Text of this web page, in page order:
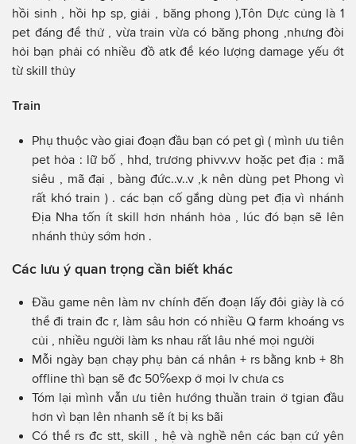
hồi sinh , hồi hp sp, giải , băng phong ),Tôn Dực củng là 1
pet đáng để thử , vừa train vừa có băng phong ,nhưng đòi
hỏi bạn phải có nhiều đồ atk để kéo lượng damage yếu ớt
từ skill thủy
Train
Phụ thuộc vào giai đoạn đầu bạn có pet gì ( mình ưu tiên
pet hỏa : lữ bố , hhd, trương phivv.vv hoặc pet địa : mã
siêu , mã đại , bàng đức..v..v ,k nên dùng pet Phong vì
rất khó train ) . các bạn cố gắng dùng pet địa vì nhánh
Địa Nha tốn ít skill hơn nhánh hỏa , lúc đó bạn sẽ lên
nhánh thủy sớm hơn .
Các lưu ý quan trọng cần biết khác
Đầu game nên làm nv chính đến đoạn lấy đôi giày là có
thể đi train đc r, làm sâu hơn có nhiều Q farm khoáng vs
củi , nhiều người làm ks nhau rất lâu nhé mọi người
Mỗi ngày bạn chạy phụ bản cá nhân + rs bằng knb + 8h
offline thì bạn sẽ đc 50℅exp ở mọi lv chưa cs
Tóm lại mình vẫn ưu tiên hướng thuần train ở tgian đầu
hơn vì bạn lên nhanh sẽ ít bị ks bãi
Có thể rs đc stt, skill , hệ và nghề nên các bạn cứ yên